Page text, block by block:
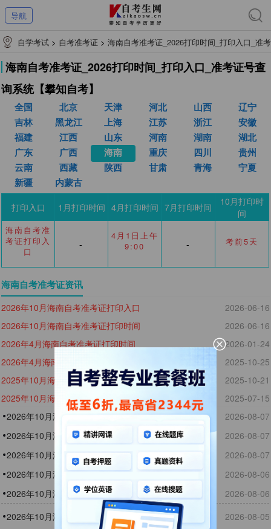
导航
自学考试 > 自考准考证 > 海南自考准考证_2026打印时间_打印入口_准考
证号查询系统【攀知自考】
海南自考准考证_2026打印时间_打印入口_准考证号查
询系统【攀知自考】
全国 北京 天津 河北 山西
辽宁
吉林
黑龙江 上海 江苏 浙江
安徽
福建
江西 山东 河南 湖南
湖北
广东
广西 海南 重庆 四川
贵州
云南
西藏 陕西 甘肃 青海
宁夏
新疆
内蒙古
打印入口 1月打印时间 4月打印时间 7月打印时间
10月打印时
间
海南自考准
考证打印入
口
-
4月1日上午
9:00
- 考前5天
海南自考准考证资讯
2026年10月海南自考准考证打印入口
2026-06-16
2026年10月海南自考准考证打印时间
2026-06-16
2026年4月海南自考准考证打印时间
2026-01-24
2026年4月海南自考准考证打印入口
2025-10-25
2025年10月海南自考准考证打印入口已开通
2025-10-21
2025年10月海南自考准考证打印时间
2025-07-15
2026年10月海南自考机械电子工程本科准考证打印入口
2026-08-07
2026年10月海南自考艺术教育本科准考证打印入口
2026-08-07
2026年10月海南自考准考证打印时间
2026-08-07
2026年10月海南自考生物技术本科准考证打印入口
2026-08-06
2026年10月海南自考大数据与会计专科准考证打印入口
2026-08-06
2026年10月海南自考国际经济与贸易本科准考证打印入
2026-08-05